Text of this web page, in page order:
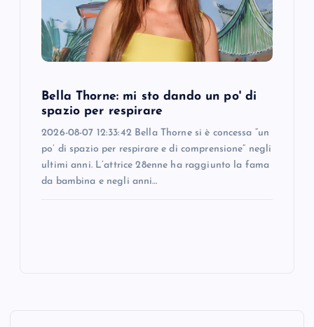
Bella Thorne: mi sto dando un po' di
spazio per respirare
2026-08-07 12:33:42 Bella Thorne si è concessa “un
po’ di spazio per respirare e di comprensione” negli
ultimi anni. L’attrice 28enne ha raggiunto la fama
da bambina e negli anni…